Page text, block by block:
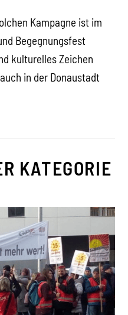
Kampagne ist im
Begegnungsfest
kulturelles Zeichen
in der Donaustadt
KATEGORIE